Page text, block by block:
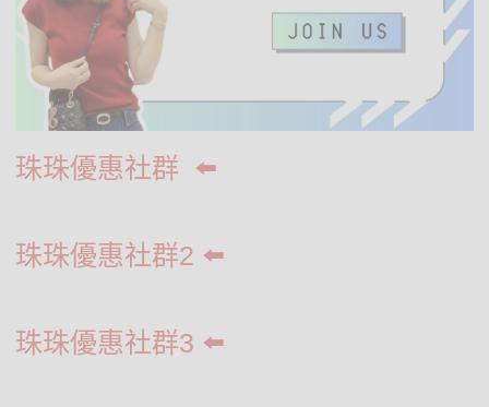
珠珠優惠社群 ⬅️
珠珠優惠社群2 ⬅️
珠珠優惠社群3 ⬅️